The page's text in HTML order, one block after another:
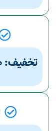
تخفیف: ۵.۰۰۰.۰۰۰ تومان